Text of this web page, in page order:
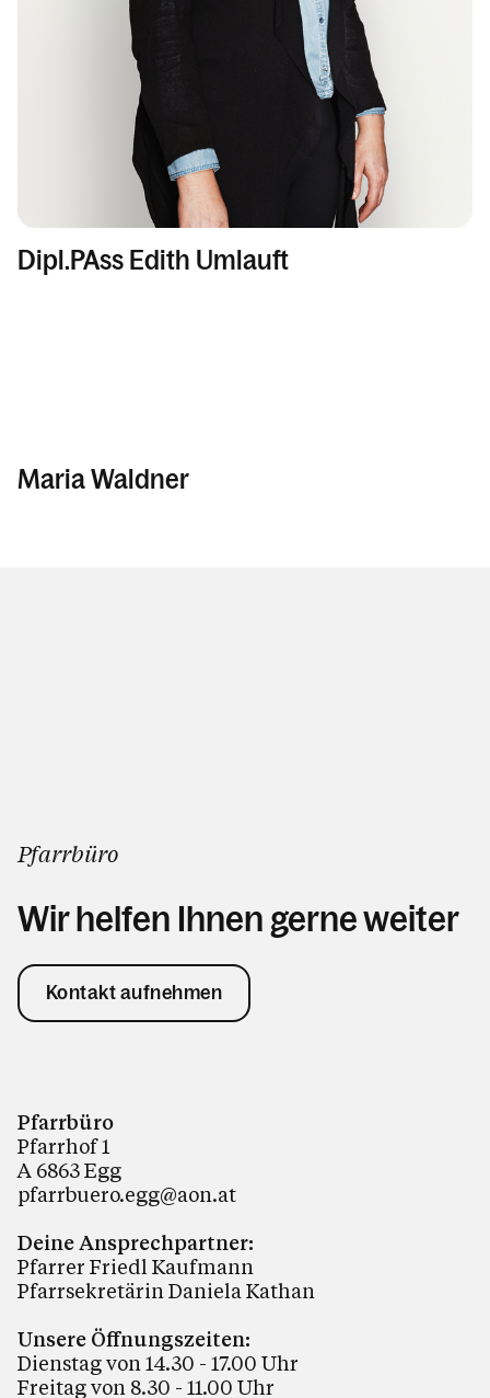
Dipl.PAss Edith Umlauft
Maria Waldner
Pfarrbüro
Wir helfen Ihnen gerne weiter
Kontakt aufnehmen
Pfarrbüro
Pfarrhof 1
A 6863 Egg
pfarrbuero.egg@aon.at
Deine Ansprechpartner:
Pfarrer Friedl Kaufmann
Pfarrsekretärin Daniela Kathan
Unsere Öffnungszeiten:
Dienstag von 14.30 - 17.00 Uhr
Freitag von 8.30 - 11.00 Uhr